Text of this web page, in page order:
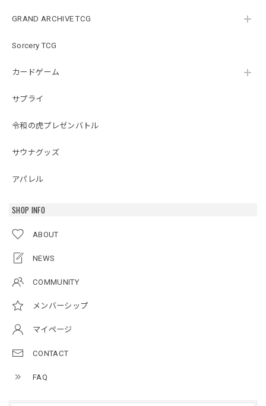
GRAND ARCHIVE TCG
Sorcery TCG
カードゲーム
サプライ
令和の虎プレゼンバトル
サウナグッズ
アパレル
SHOP INFO
ABOUT
NEWS
COMMUNITY
メンバーシップ
マイページ
CONTACT
FAQ